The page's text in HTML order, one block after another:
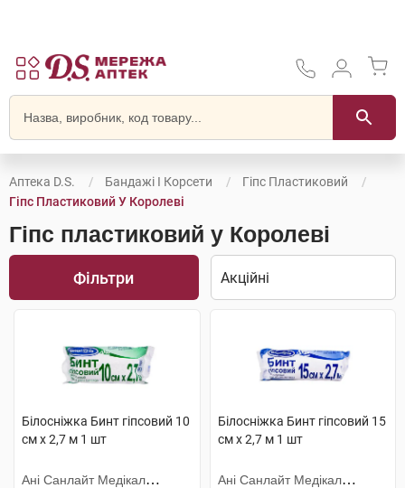
Аптека D.S. Бандажі І Корсети
Гіпс Пластиковий
Гіпс Пластиковий У Королеві
Гіпс пластиковий у Королеві
Фільтри
Білосніжка Бинт гіпсовий 10
см х 2,7 м 1 шт
Ані Санлайт Медікал
Білосніжка Бинт гіпсовий 15
см х 2,7 м 1 шт
Ані Санлайт Медікал